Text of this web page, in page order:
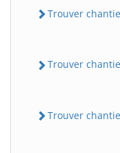
Trouver
Trouver
Trouver